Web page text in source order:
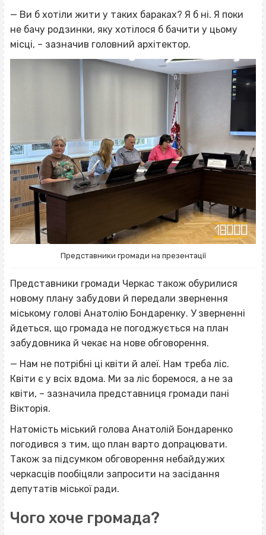
— Ви б хотіли жити у таких бараках? Я б ні. Я поки
не бачу родзинки, яку хотілося б бачити у цьому
місці, – зазначив головний архітектор.
Представники громади на презентації
Представники громади Черкас також обурилися
новому плану забудови й передали звернення
міському голові Анатолію Бондаренку. У зверненні
йдеться, що громада не погоджується на план
забудовника й чекає на нове обговорення.
— Нам не потрібні ці квіти й алеї. Нам треба ліс.
Квіти є у всіх вдома. Ми за ліс боремося, а не за
квіти, – зазначила представниця громади пані
Вікторія.
Натомість міський голова Анатолій Бондаренко
погодився з тим, що план варто допрацювати.
Також за підсумком обговорення небайдужих
черкасців пообіцяли запросити на засідання
депутатів міської ради.
Чого хоче громада?